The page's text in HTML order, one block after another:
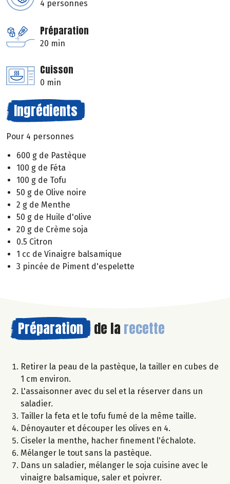
4 personnes
Préparation
20 min
Cuisson
0 min
Ingrédients
Pour 4 personnes
600 g de Pastèque
100 g de Féta
100 g de Tofu
50 g de Olive noire
2 g de Menthe
50 g de Huile d'olive
20 g de Crème soja
0.5 Citron
1 cc de Vinaigre balsamique
3 pincée de Piment d'espelette
Préparation de la recette
Retirer la peau de la pastèque, la tailler en cubes de
1 cm environ.
L'assaisonner avec du sel et la réserver dans un
saladier.
Tailler la feta et le tofu fumé de la même taille.
Dénoyauter et découper les olives en 4.
Ciseler la menthe, hacher finement l'échalote.
Mélanger le tout sans la pastèque.
Dans un saladier, mélanger le soja cuisine avec le
vinaigre balsamique, saler et poivrer.